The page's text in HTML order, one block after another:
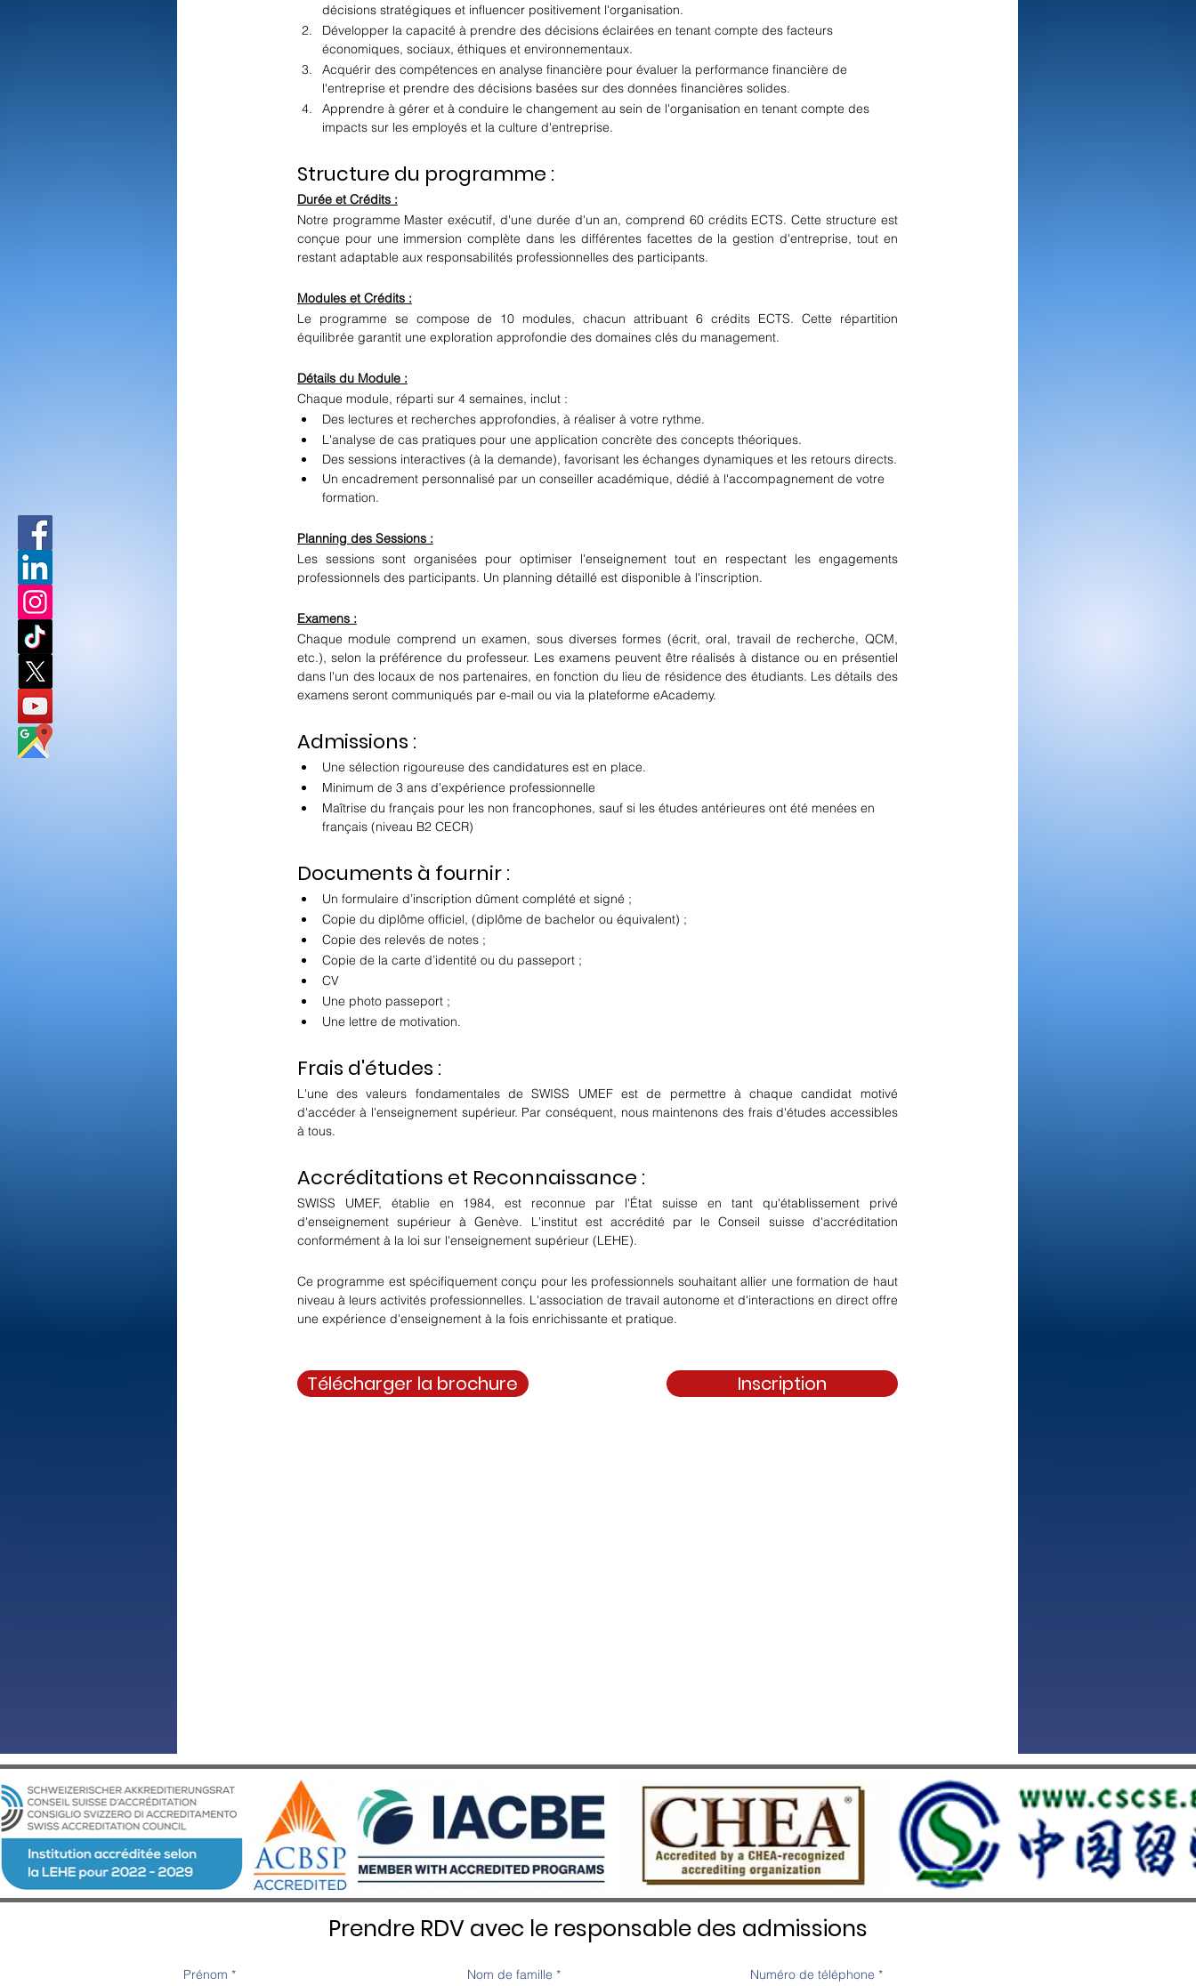
décisions stratégiques et influencer positivement l'organisation.
Développer la capacité à prendre des décisions éclairées en tenant compte des facteurs
économiques, sociaux, éthiques et environnementaux.
Acquérir des compétences en analyse financière pour évaluer la performance financière de
l'entreprise et prendre des décisions basées sur des données financières solides.
Apprendre à gérer et à conduire le changement au sein de l'organisation en tenant compte des
impacts sur les employés et la culture d'entreprise.
Structure du programme :
Durée et Crédits :
Notre programme Master exécutif, d'une durée d'un an, comprend 60 crédits ECTS. Cette structure est
conçue pour une immersion complète dans les différentes facettes de la gestion d'entreprise, tout en
restant adaptable aux responsabilités professionnelles des participants.
Modules et Crédits :
Le programme se compose de 10 modules, chacun attribuant 6 crédits ECTS. Cette répartition
équilibrée garantit une exploration approfondie des domaines clés du management.
Détails du Module :
Chaque module, réparti sur 4 semaines, inclut :
Des lectures et recherches approfondies, à réaliser à votre rythme.
L'analyse de cas pratiques pour une application concrète des concepts théoriques.
Des sessions interactives (à la demande), favorisant les échanges dynamiques et les retours directs.
Un encadrement personnalisé par un conseiller académique, dédié à l'accompagnement de votre
formation.
Planning des Sessions :
Les sessions sont organisées pour optimiser l'enseignement tout en respectant les engagements
professionnels des participants. Un planning détaillé est disponible à l'inscription.
Examens :
Chaque module comprend un examen, sous diverses formes (écrit, oral, travail de recherche, QCM,
etc.), selon la préférence du professeur. Les examens peuvent être réalisés à distance ou en présentiel
dans l'un des locaux de nos partenaires, en fonction du lieu de résidence des étudiants. Les détails des
examens seront communiqués par e-mail ou via la plateforme eAcademy.
Admissions :
Une sélection rigoureuse des candidatures est en place.
Minimum de 3 ans d'expérience professionnelle
Maîtrise du français pour les non francophones, sauf si les études antérieures ont été menées en
français (niveau B2 CECR)
Documents à fournir :
Un formulaire d’inscription dûment complété et signé ;
Copie du diplôme officiel, (diplôme de bachelor ou équivalent) ;
Copie des relevés de notes ;
Copie de la carte d’identité ou du passeport ;
CV
Une photo passeport ;
Une lettre de motivation.
Frais d'études :
L'une des valeurs fondamentales de SWISS UMEF est de permettre à chaque candidat motivé
d'accéder à l'enseignement supérieur. Par conséquent, nous maintenons des frais d'études accessibles
à tous.
Accréditations et Reconnaissance :
SWISS UMEF, établie en 1984, est reconnue par l'État suisse en tant qu'établissement privé
d'enseignement supérieur à Genève. L'institut est accrédité par le Conseil suisse d'accréditation
conformément à la loi sur l'enseignement supérieur (LEHE).
Ce programme est spécifiquement conçu pour les professionnels souhaitant allier une formation de haut
niveau à leurs activités professionnelles. L'association de travail autonome et d'interactions en direct offre
une expérience d'enseignement à la fois enrichissante et pratique.
Télécharger la brochure Inscription
Prendre RDV avec le responsable des admissions
Prénom * Nom de famille * Numéro de téléphone *